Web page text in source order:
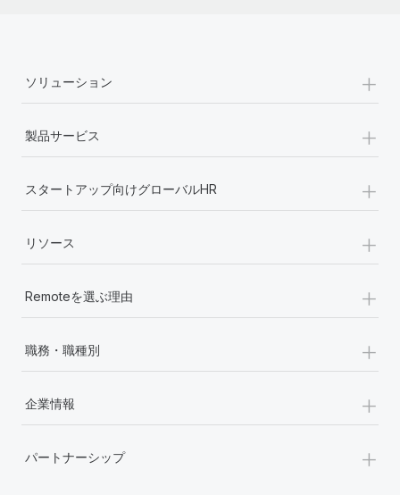
ソリューション +
製品サービス +
スタートアップ向けグローバルHR +
リソース +
Remoteを選ぶ理由 +
職務・職種別 +
企業情報 +
パートナーシップ +